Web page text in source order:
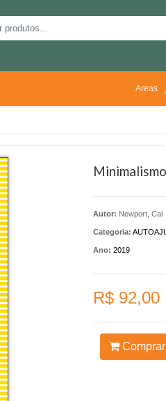
Areas
Autor: Newport, Cal
Categoria:
Ano: 2019
R$ 92,00
Comprar